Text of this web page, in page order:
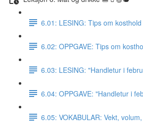
6.01: LESING: Tips om kosthold
6.02: OPPGAVE: Tips om
6.03: LESING: "Handletur i
6.04: OPPGAVE: "Handletur i
6.05: VOKABULAR: Vekt,